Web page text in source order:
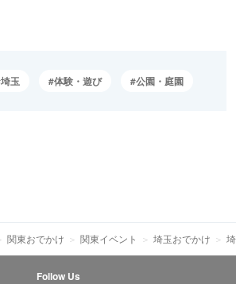
埼玉 体験・遊び 公園・庭園
関東おでかけ 関東イベント 埼玉おでかけ
Follow Us